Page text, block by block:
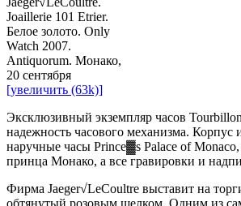
Joaillerie 101 Etrier.
Белое золото. Only
Watch 2007.
Antiquorum. Монако,
20 сентября
[увеличить (63k)]
Эксклюзивный экземпляр часов
надежность часового механизма.
наручные часы Prince▓s Palace of
принца Монако, а все гравировки и
Фирма Jaeger√LeCoultre выставит на
обтянутый розовым шелком. Одним из